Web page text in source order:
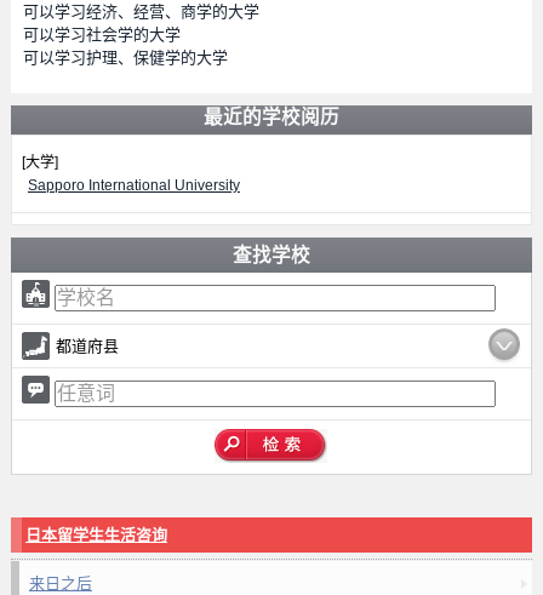
可以学习经济、经营、商学的大学
可以学习社会学的大学
可以学习护理、保健学的大学
最近的学校阅历
[大学]
Sapporo International University
查找学校
都道府县
日本留学生生活咨询
来日之后